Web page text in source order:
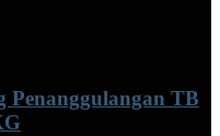
Penanggulangan TB